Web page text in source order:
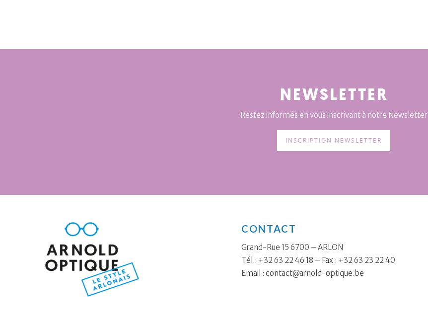
NEWSLETTER
Restez informés en vous inscrivant à notre Newsletter
INSCRIPTION NEWSLETTER
CONTACT
Grand-Rue 15 6700 – ARLON
Tél.: +32 63 22 46 18 – Fax : +32 63 23 22 40
Email : contact@arnold-optique.be